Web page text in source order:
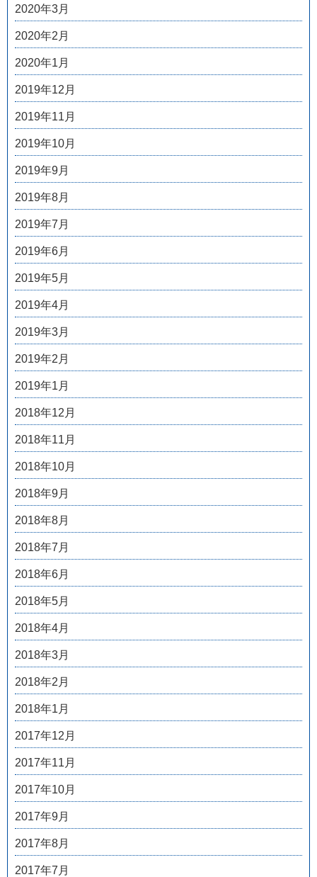
2020年3月
2020年2月
2020年1月
2019年12月
2019年11月
2019年10月
2019年9月
2019年8月
2019年7月
2019年6月
2019年5月
2019年4月
2019年3月
2019年2月
2019年1月
2018年12月
2018年11月
2018年10月
2018年9月
2018年8月
2018年7月
2018年6月
2018年5月
2018年4月
2018年3月
2018年2月
2018年1月
2017年12月
2017年11月
2017年10月
2017年9月
2017年8月
2017年7月